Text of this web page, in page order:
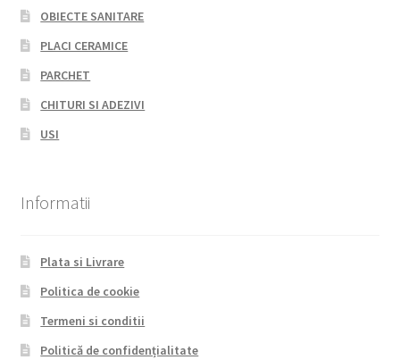
OBIECTE SANITARE
PLACI CERAMICE
PARCHET
CHITURI SI ADEZIVI
USI
Informatii
Plata si Livrare
Politica de cookie
Termeni si conditii
Politică de confidențialitate